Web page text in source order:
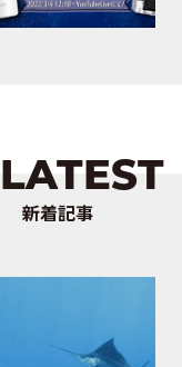
LATEST
新着記事